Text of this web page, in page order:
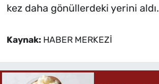
kez daha gönüllerdeki yerini aldı.
Kaynak: HABER MERKEZİ